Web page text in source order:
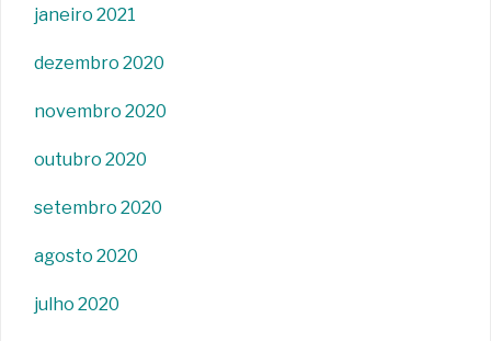
janeiro 2021
dezembro 2020
novembro 2020
outubro 2020
setembro 2020
agosto 2020
julho 2020